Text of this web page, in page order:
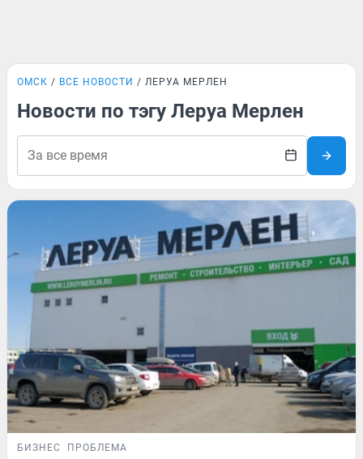
ОМСК ВСЕ НОВОСТИ ЛЕРУА МЕРЛЕН
Новости по тэгу Леруа Мерлен
БИЗНЕС ПРОБЛЕМА